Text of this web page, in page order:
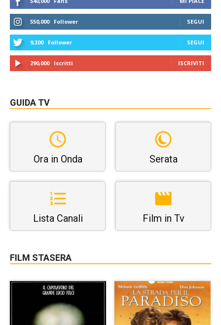
550,000 Follower SEGUI
9,300 Follower SEGUI
290,000 Iscritti ISCRIVITI
GUIDA TV
Ora in Onda Serata
Lista Canali Film in Tv
FILM STASERA